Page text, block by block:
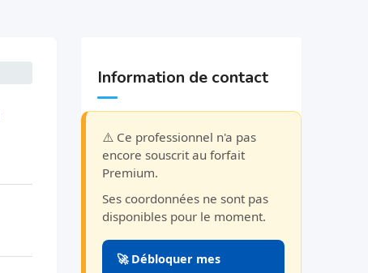
Information de contact
⚠️ Ce professionnel n'a pas
encore souscrit au forfait
Premium.
Ses coordonnées ne sont pas
disponibles pour le moment.
🚀 Débloquer mes